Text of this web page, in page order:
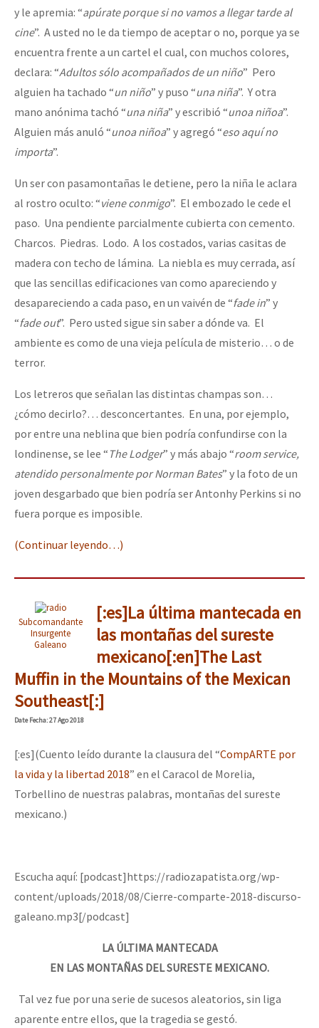
y le apremia: “apúrate porque si no vamos a llegar tarde al
cine”. A usted no le da tiempo de aceptar o no, porque ya se
encuentra frente a un cartel el cual, con muchos colores,
declara: “Adultos sólo acompañados de un niño” Pero
alguien ha tachado “un niño” y puso “una niña”. Y otra
mano anónima tachó “una niña” y escribió “unoa niñoa”.
Alguien más anuló “unoa niñoa” y agregó “eso aquí no
importa”.
Un ser con pasamontañas le detiene, pero la niña le aclara
al rostro oculto: “viene conmigo”. El embozado le cede el
paso. Una pendiente parcialmente cubierta con cemento.
Charcos. Piedras. Lodo. A los costados, varias casitas de
madera con techo de lámina. La niebla es muy cerrada, así
que las sencillas edificaciones van como apareciendo y
desapareciendo a cada paso, en un vaivén de “fade in” y
“fade out”. Pero usted sigue sin saber a dónde va. El
ambiente es como de una vieja película de misterio… o de
terror.
Los letreros que señalan las distintas champas son…
¿cómo decirlo?… desconcertantes. En una, por ejemplo,
por entre una neblina que bien podría confundirse con la
londinense, se lee “ The Lodger” y más abajo “room service,
atendido personalmente por Norman Bates” y la foto de un
joven desgarbado que bien podría ser Antonhy Perkins si no
fuera porque es imposible.
(Continuar leyendo…)
Subcomandante
Insurgente
Galeano
[:es]La última mantecada en
las montañas del sureste
mexicano[:en]The Last
Muffin in the Mountains of the Mexican
Southeast[:]
DateFecha: 27 Ago 2018
[:es](Cuento leído durante la clausura del “CompARTE por
la vida y la libertad 2018” en el Caracol de Morelia,
Torbellino de nuestras palabras, montañas del sureste
mexicano.)
Escucha aquí: [podcast]https://radiozapatista.org/wp-
content/uploads/2018/08/Cierre-comparte-2018-discurso-
galeano.mp3[/podcast]
LA ÚLTIMA MANTECADA
EN LAS MONTAÑAS DEL SURESTE MEXICANO.
Tal vez fue por una serie de sucesos aleatorios, sin liga
aparente entre ellos, que la tragedia se gestó.